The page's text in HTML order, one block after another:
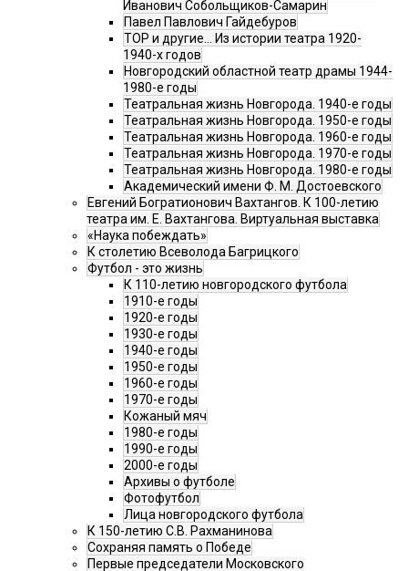
Иванович Собольщиков-Самарин
Павел Павлович Гайдебуров
ТОР и другие… Из истории театра 1920-
1940-х годов
Новгородский областной театр драмы 1944-
1980-е годы
Театральная жизнь Новгорода. 1940-е годы
Театральная жизнь Новгорода. 1950-е годы
Театральная жизнь Новгорода. 1960-е годы
Театральная жизнь Новгорода. 1970-е годы
Театральная жизнь Новгорода. 1980-е годы
Академический имени Ф. М. Достоевского
Евгений Богратионович Вахтангов. К 100-летию
театра им. Е. Вахтангова. Виртуальная выставка
«Наука побеждать»
К столетию Всеволода Багрицкого
Футбол - это жизнь
К 110-летию новгородского футбола
1910-е годы
1920-е годы
1930-е годы
1940-е годы
1950-е годы
1960-е годы
1970-е годы
Кожаный мяч
1980-е годы
1990-е годы
2000-е годы
Архивы о футболе
Фотофутбол
Лица новгородского футбола
К 150-летию С.В. Рахманинова
Сохраняя память о Победе
Первые председатели Московского